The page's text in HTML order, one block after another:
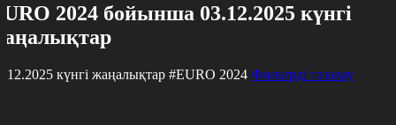
2024 бойынша 03.12.2025 күнгі
күнгі жаңалықтар #EURO 2024 Фильтрді тазалау